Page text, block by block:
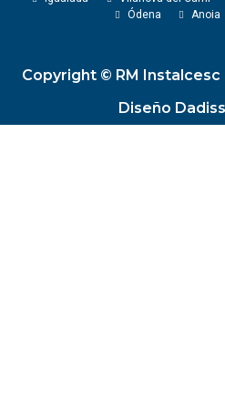
Ódena
Anoia
Copyright © RM
Diseño